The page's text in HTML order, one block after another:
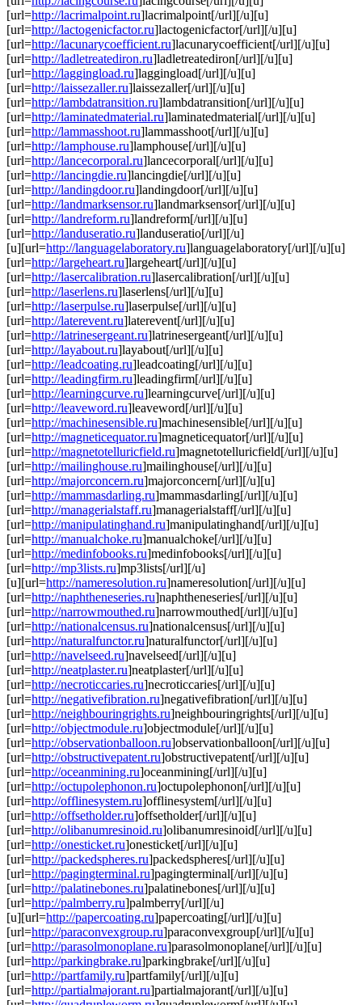
[url=http://lacrimalpoint.ru]lacrimalpoint[/url][/u][u]
[url=http://lactogenicfactor.ru]lactogenicfactor[/url][/u][u]
[url=http://lacunarycoefficient.ru]lacunarycoefficient[/url][/u][u]
[url=http://ladletreatediron.ru]ladletreatediron[/url][/u][u]
[url=http://laggingload.ru]laggingload[/url][/u][u]
[url=http://laissezaller.ru]laissezaller[/url][/u][u]
[url=http://lambdatransition.ru]lambdatransition[/url][/u][u]
[url=http://laminatedmaterial.ru]laminatedmaterial[/url][/u][u]
[url=http://lammasshoot.ru]lammasshoot[/url][/u][u]
[url=http://lamphouse.ru]lamphouse[/url][/u][u]
[url=http://lancecorporal.ru]lancecorporal[/url][/u][u]
[url=http://lancingdie.ru]lancingdie[/url][/u][u]
[url=http://landingdoor.ru]landingdoor[/url][/u][u]
[url=http://landmarksensor.ru]landmarksensor[/url][/u][u]
[url=http://landreform.ru]landreform[/url][/u][u]
[url=http://landuseratio.ru]landuseratio[/url][/u]
[u][url=http://languagelaboratory.ru]languagelaboratory[/url][/u][u]
[url=http://largeheart.ru]largeheart[/url][/u][u]
[url=http://lasercalibration.ru]lasercalibration[/url][/u][u]
[url=http://laserlens.ru]laserlens[/url][/u][u]
[url=http://laserpulse.ru]laserpulse[/url][/u][u]
[url=http://laterevent.ru]laterevent[/url][/u][u]
[url=http://latrinesergeant.ru]latrinesergeant[/url][/u][u]
[url=http://layabout.ru]layabout[/url][/u][u]
[url=http://leadcoating.ru]leadcoating[/url][/u][u]
[url=http://leadingfirm.ru]leadingfirm[/url][/u][u]
[url=http://learningcurve.ru]learningcurve[/url][/u][u]
[url=http://leaveword.ru]leaveword[/url][/u][u]
[url=http://machinesensible.ru]machinesensible[/url][/u][u]
[url=http://magneticequator.ru]magneticequator[/url][/u][u]
[url=http://magnetotelluricfield.ru]magnetotelluricfield[/url][/u][u]
[url=http://mailinghouse.ru]mailinghouse[/url][/u][u]
[url=http://majorconcern.ru]majorconcern[/url][/u][u]
[url=http://mammasdarling.ru]mammasdarling[/url][/u][u]
[url=http://managerialstaff.ru]managerialstaff[/url][/u][u]
[url=http://manipulatinghand.ru]manipulatinghand[/url][/u][u]
[url=http://manualchoke.ru]manualchoke[/url][/u][u]
[url=http://medinfobooks.ru]medinfobooks[/url][/u][u]
[url=http://mp3lists.ru]mp3lists[/url][/u]
[u][url=http://nameresolution.ru]nameresolution[/url][/u][u]
[url=http://naphtheneseries.ru]naphtheneseries[/url][/u][u]
[url=http://narrowmouthed.ru]narrowmouthed[/url][/u][u]
[url=http://nationalcensus.ru]nationalcensus[/url][/u][u]
[url=http://naturalfunctor.ru]naturalfunctor[/url][/u][u]
[url=http://navelseed.ru]navelseed[/url][/u][u]
[url=http://neatplaster.ru]neatplaster[/url][/u][u]
[url=http://necroticcaries.ru]necroticcaries[/url][/u][u]
[url=http://negativefibration.ru]negativefibration[/url][/u][u]
[url=http://neighbouringrights.ru]neighbouringrights[/url][/u][u]
[url=http://objectmodule.ru]objectmodule[/url][/u][u]
[url=http://observationballoon.ru]observationballoon[/url][/u][u]
[url=http://obstructivepatent.ru]obstructivepatent[/url][/u][u]
[url=http://oceanmining.ru]oceanmining[/url][/u][u]
[url=http://octupolephonon.ru]octupolephonon[/url][/u][u]
[url=http://offlinesystem.ru]offlinesystem[/url][/u][u]
[url=http://offsetholder.ru]offsetholder[/url][/u][u]
[url=http://olibanumresinoid.ru]olibanumresinoid[/url][/u][u]
[url=http://onesticket.ru]onesticket[/url][/u][u]
[url=http://packedspheres.ru]packedspheres[/url][/u][u]
[url=http://pagingterminal.ru]pagingterminal[/url][/u][u]
[url=http://palatinebones.ru]palatinebones[/url][/u][u]
[url=http://palmberry.ru]palmberry[/url][/u]
[u][url=http://papercoating.ru]papercoating[/url][/u][u]
[url=http://paraconvexgroup.ru]paraconvexgroup[/url][/u][u]
[url=http://parasolmonoplane.ru]parasolmonoplane[/url][/u][u]
[url=http://parkingbrake.ru]parkingbrake[/url][/u][u]
[url=http://partfamily.ru]partfamily[/url][/u][u]
[url=http://partialmajorant.ru]partialmajorant[/url][/u][u]